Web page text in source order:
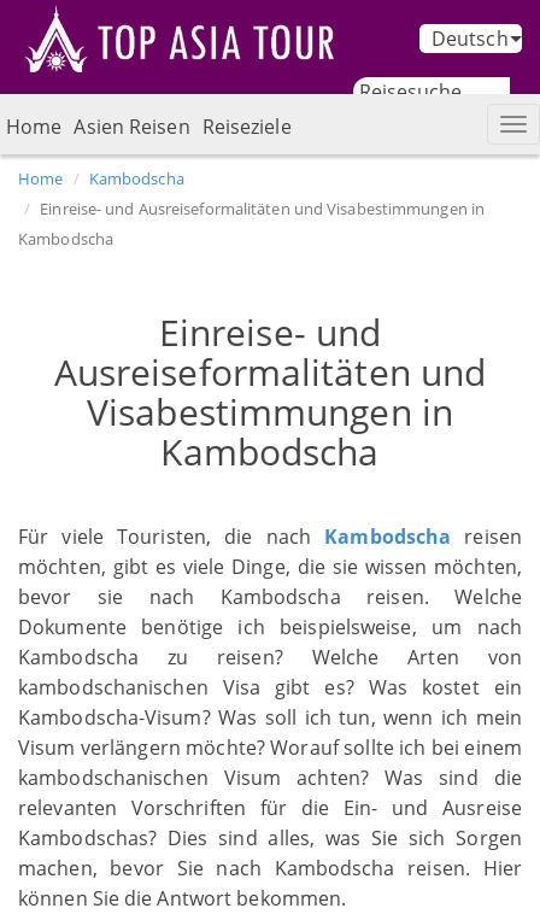
Deutsch
Home Asien Reisen Reiseziele
Home
Kambodscha
Einreise- und Ausreiseformalitäten und Visabestimmungen in
Kambodscha
Einreise- und
Ausreiseformalitäten und
Visabestimmungen in
Kambodscha
Für viele Touristen, die nach Kambodscha reisen
möchten, gibt es viele Dinge, die sie wissen möchten,
bevor sie nach Kambodscha reisen. Welche
Dokumente benötige ich beispielsweise, um nach
Kambodscha zu reisen? Welche Arten von
kambodschanischen Visa gibt es? Was kostet ein
Kambodscha-Visum? Was soll ich tun, wenn ich mein
Visum verlängern möchte? Worauf sollte ich bei einem
kambodschanischen Visum achten? Was sind die
relevanten Vorschriften für die Ein- und Ausreise
Kambodschas? Dies sind alles, was Sie sich Sorgen
machen, bevor Sie nach Kambodscha reisen. Hier
können Sie die Antwort bekommen.